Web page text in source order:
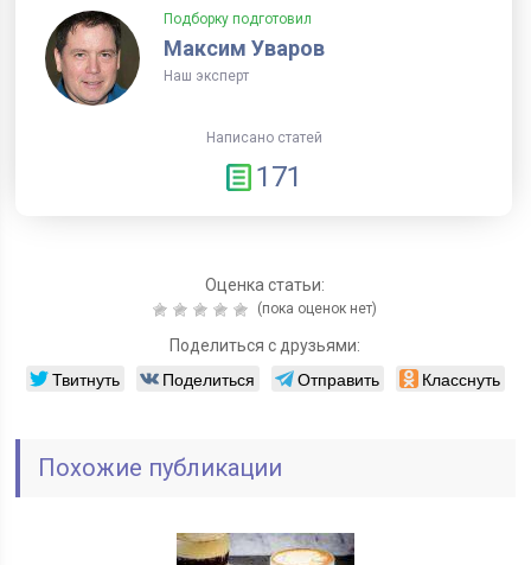
Подборку подготовил
Максим Уваров
Наш эксперт
Написано статей
171
Оценка статьи:
(пока оценок нет)
Поделиться с друзьями:
Твитнуть Поделиться Отправить Класснуть
Похожие публикации